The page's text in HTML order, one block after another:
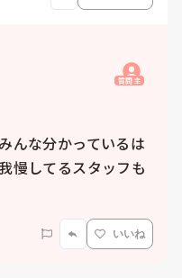
質問主
んな分かっているは
慢してるスタッフも
いいね